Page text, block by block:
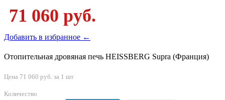
71 060 руб.
Добавить в избранное ←
Отопительная дровяная печь HEISSBERG Supra (Франция)
Цена 71 060 руб. за 1 шт
Количество